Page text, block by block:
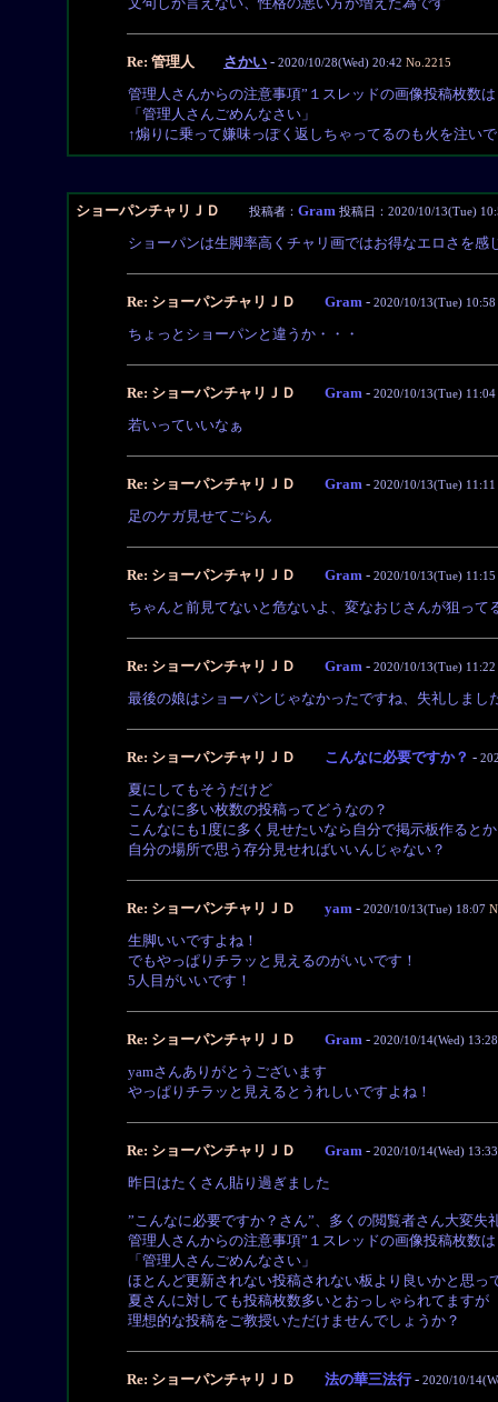
Re: 管理人 さかい - 2020/10/28(Wed) 20:42 No.2215
管理人さんからの注意事項”１スレッドの画像投稿枚数
「管理人さんごめんなさい」
↑煽りに乗って嫌味っぽく返しちゃってるのも火を注い
ショーパンチャリＪＤ 投稿者： Gram 投稿日：2020/10/13(Tue)
ショーパンは生脚率高くチャリ画ではお得なエロさを感
Re: ショーパンチャリＪＤ Gram - 2020/10/13(Tue) 10:58
ちょっとショーパンと違うか・・・
Re: ショーパンチャリＪＤ Gram - 2020/10/13(Tue) 11:04
若いっていいなぁ
Re: ショーパンチャリＪＤ Gram - 2020/10/13(Tue) 11:11
足のケガ見せてごらん
Re: ショーパンチャリＪＤ Gram - 2020/10/13(Tue) 11:15
ちゃんと前見てないと危ないよ、変なおじさんが狙って
Re: ショーパンチャリＪＤ Gram - 2020/10/13(Tue) 11:22
最後の娘はショーパンじゃなかったですね、失礼しまし
Re: ショーパンチャリＪＤ こんなに必要ですか？ -
夏にしてもそうだけど
こんなに多い枚数の投稿ってどうなの？
こんなにも1度に多く見せたいなら自分で掲示板作ると
自分の場所で思う存分見せればいいんじゃない？
Re: ショーパンチャリＪＤ yam - 2020/10/13(Tue) 18:07
生脚いいですよね！
でもやっぱりチラッと見えるのがいいです！
5人目がいいです！
Re: ショーパンチャリＪＤ Gram - 2020/10/14(Wed) 13:28
yamさんありがとうございます
やっぱりチラッと見えるとうれしいですよね！
Re: ショーパンチャリＪＤ Gram - 2020/10/14(Wed) 13:33
昨日はたくさん貼り過ぎました
”こんなに必要ですか？さん”、多くの閲覧者さん大変失
管理人さんからの注意事項”１スレッドの画像投稿枚数
「管理人さんごめんなさい」
ほとんど更新されない投稿されない板より良いかと思っ
夏さんに対しても投稿枚数多いとおっしゃられてますが
理想的な投稿をご教授いただけませんでしょうか？
Re: ショーパンチャリＪＤ 法の華三法行- 2020/10/